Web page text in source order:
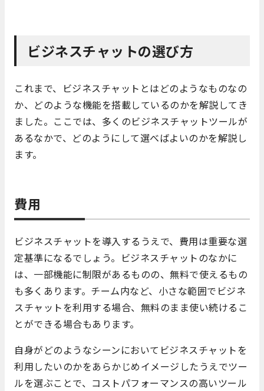
ビジネスチャットの選び方
これまで、ビジネスチャットとはどのようなものなの
か、どのような機能を搭載しているのかを解説してき
ました。ここでは、多くのビジネスチャットツールが
あるなかで、どのようにして選べばよいのかを解説し
ます。
費用
ビジネスチャットを導入するうえで、費用は重要な選
定基準になるでしょう。ビジネスチャットのなかに
は、一部機能に制限があるものの、無料で使えるもの
も多くあります。チーム内など、小さな範囲でビジネ
スチャットを利用する場合、無料のまま使い続けるこ
とができる場合もあります。
自身がどのようなシーンにおいてビジネスチャットを
利用したいのかをあらかじめイメージしたうえでツー
ルを選ぶことで、コストパフォーマンスの高いツール